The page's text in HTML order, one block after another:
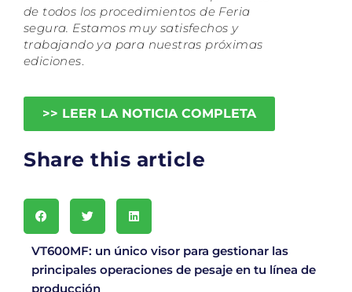
de todos los procedimientos de Feria
segura. Estamos muy satisfechos y
trabajando ya para nuestras próximas
ediciones.
>> LEER LA NOTICIA COMPLETA
Share this article
VT600MF: un único visor para gestionar las
principales operaciones de pesaje en tu línea de
producción